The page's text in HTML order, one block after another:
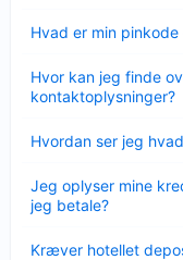
Hvad er min
Hvor kan jeg finde
kontaktoplysninger?
Hvordan ser jeg
Jeg oplyser mine
jeg betale?
Kræver hotellet